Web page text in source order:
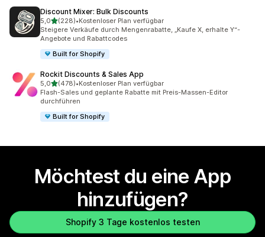
Discount Mixer: Bulk Discounts
5,0von 5 Sternen
(228)
228 Rezensionen insgesamt
•Kostenloser Plan verfügbar
Steigere Verkäufe durch Mengenrabatte, „Kaufe X, erhalte Y“-
Angebote und Rabattcodes
Built for Shopify
Rockit Discounts & Sales App
5,0von 5 Sternen
(478)
478 Rezensionen insgesamt
•Kostenloser Plan verfügbar
Flash-Sales und geplante Rabatte mit Preis-Massen-Editor
durchführen
Built for Shopify
Möchtest du eine App
hinzufügen?
Shopify 3 Tage kostenlos testen